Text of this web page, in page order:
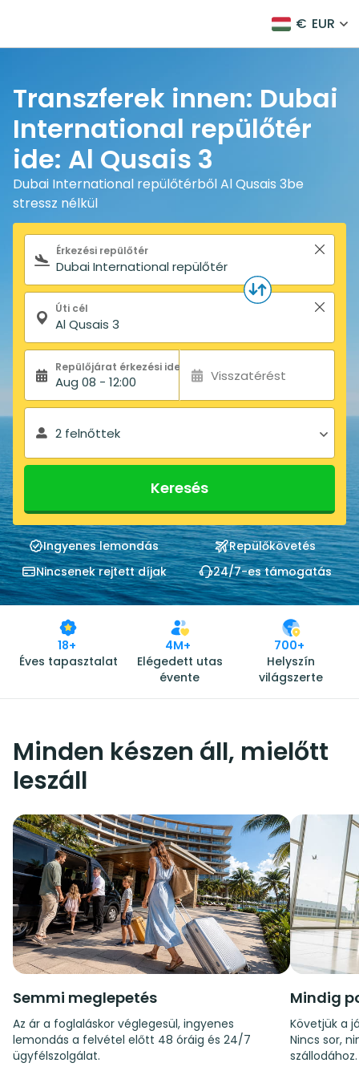
€ EUR
Transzferek innen: Dubai
International repülőtér
ide: Al Qusais 3
Dubai International repülőtérből Al Qusais 3be
stressz nélkül
Keresőűrlap
Érkezési repülőtér
Úti cél
Aug 08 - 12:00 Visszatérést
2 felnőttek
Keresés
Ingyenes lemondás
Repülőkövetés
Nincsenek rejtett díjak
24/7-es támogatás
18+
Éves tapasztalat
4M+
Elégedett utas
évente
700+
Helyszín
világszerte
Minden készen áll, mielőtt
leszáll
Semmi meglepetés
Az ár a foglaláskor véglegesül, ingyenes
lemondás a felvétel előtt 48 óráig és 24/7
ügyfélszolgálat.
Mindig
Követjük a
Nincs sor,
szállodához.